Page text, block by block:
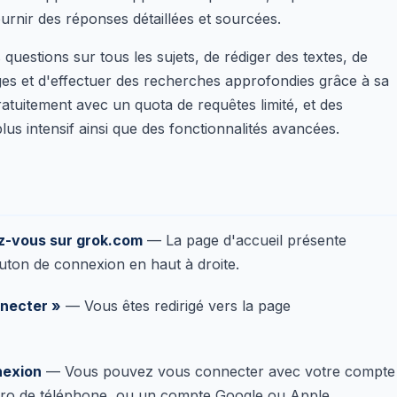
des réponses détaillées et sourcées.
sur tous les sujets, de rédiger des textes, de
et d'effectuer des recherches approfondies grâce à sa
avec un quota de requêtes limité, et des
intensif ainsi que des fonctionnalités avancées.
vous sur grok.com — La page d'accueil présente
de connexion en haut à droite.
» — Vous êtes redirigé vers la page
— Vous pouvez vous connecter avec votre compte